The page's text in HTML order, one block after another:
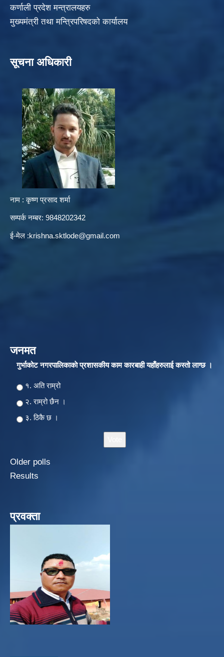
कर्णाली प्रदेश मन्त्रालयहरु
मुख्यमंत्री तथा मन्त्रिपरिषदको कार्यालय
सूचना अधिकारी
नाम : कृष्ण प्रसाद शर्मा
सम्पर्क नम्बर: 9848202342
ई-मेल :krishna.sktlode@gmail.com
जनमत
गुर्भाकोट नगरपालिकाकाे प्रशासकीय काम कारबाही यहाँहरुलाई कस्तो लाग्छ ।
Choices
१. अति राम्रो
२‍‍. राम्रो छैन ।
३. ठिकै छ ।
Older polls
Results
प्रवक्ता